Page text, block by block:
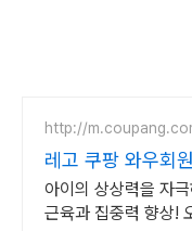
http://
레고 쿠팡 와우회
아이의 상상력을 자
근육과 집중력 향상!